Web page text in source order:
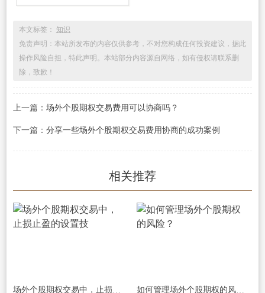
本文标签： 知识
免责声明：本站所发布的内容仅供参考，不对您构成任何投资建议，据此
操作风险自担，特此声明。本站部分内容源自网络，如有侵权请联系删
除，致歉！
上一篇： 场外个股期权交易费用可以协商吗？
下一篇： 分享一些场外个股期权交易费用协商的成功案例
相关推荐
场外个股期权交易中，止损止盈的设置技 如何管理场外个股期权的风险？